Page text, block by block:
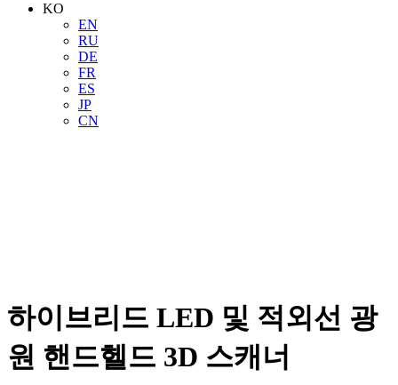
KO
EN
RU
DE
FR
ES
JP
CN
하이브리드 LED 및 적외선 광
원 핸드헬드 3D 스캐너